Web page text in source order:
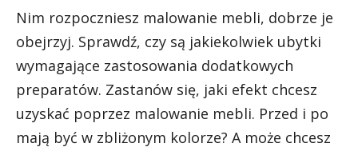
Nim rozpoczniesz malowanie mebli, dobrze je
obejrzyj. Sprawdź, czy są jakiekolwiek ubytki
wymagające zastosowania dodatkowych
preparatów. Zastanów się, jaki efekt chcesz
uzyskać poprzez malowanie mebli. Przed i po
mają być w zbliżonym kolorze? A może chcesz